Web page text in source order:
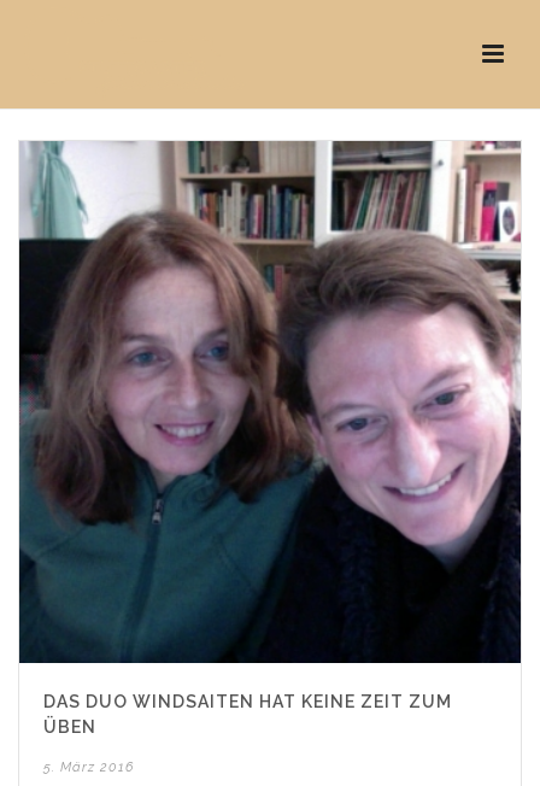
DAS DUO WINDSAITEN HAT KEINE ZEIT ZUM
ÜBEN
5. März 2016